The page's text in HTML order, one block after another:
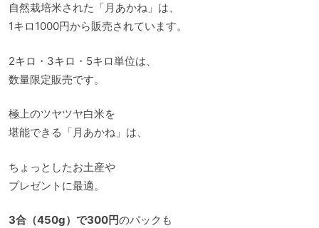
自然栽培米された「月あかね」は、
1キロ1000円から販売されています。
2キロ・3キロ・5キロ単位は、
数量限定販売です。
極上のツヤツヤ白米を
堪能できる「月あかね」は、
ちょっとしたお土産や
プレゼントに最適。
3合（450g）で300円のパックも